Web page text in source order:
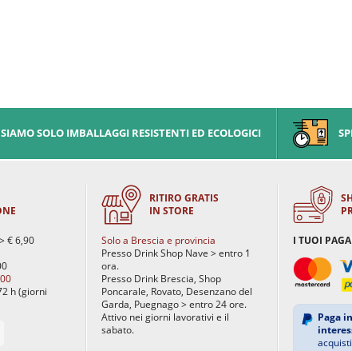
SOLO IMBALLAGGI RESISTENTI ED ECOLOGICI
€ 6,90
h (giorni
RITIRO GRATIS
IN STORE
Solo a Brescia e provincia
Presso Drink Shop Nave > entro 1
ora.
Presso Drink Brescia, Shop
Poncarale, Rovato, Desenzano del
Garda, Puegnago > entro 24 ore.
Attivo nei giorni lavorativi e il
sabato.
I TUOI
Paga